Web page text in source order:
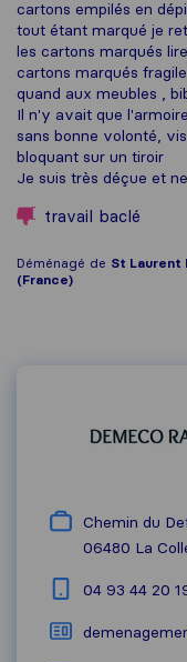
cartons empilés en
tout étant marqué je
les cartons marqués
cartons marqués
quand aux meubles ,
Il n'y avait que
sans bonne volonté,
bloquant sur un tiroir
Je suis très déçue et
travail baclé
Déménagé de St Laurent
(France)
Chemin du
06480 La
04 93 44 20